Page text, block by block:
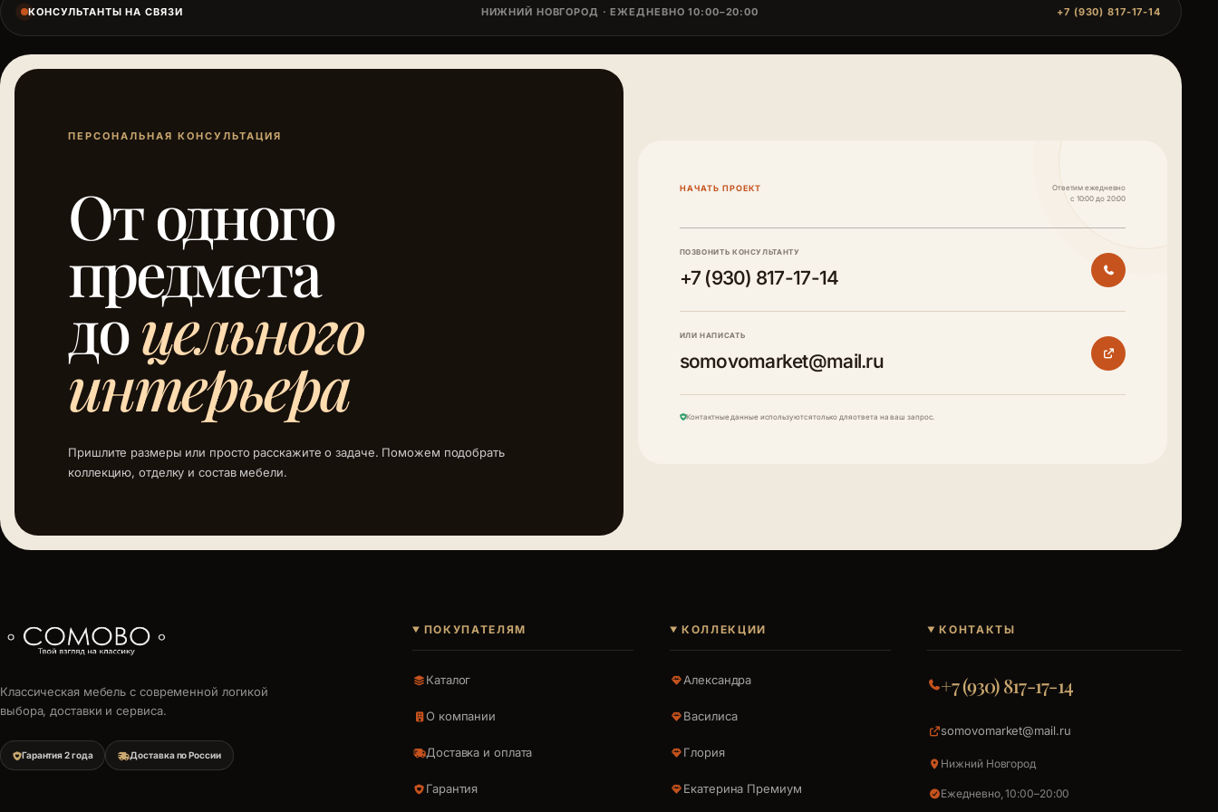
КОНСУЛЬТАНТЫ НА СВЯЗИ НИЖНИЙ НОВГОРОД · ЕЖЕДНЕВНО 10:00–20:00 +7 (930) 817-17-14
ПЕРСОНАЛЬНАЯ КОНСУЛЬТАЦИЯ
От одного
предмета
доцельного
интерьера
Пришлите размеры или просто расскажите о задаче. Поможем подобрать
коллекцию, отделку и состав мебели.
НАЧАТЬ ПРОЕКТ
Ответим ежедневно
с 10:00 до 20:00
ПОЗВОНИТЬ КОНСУЛЬТАНТУ
+7 (930) 817-17-14
ИЛИ НАПИСАТЬ
somovomarket@mail.ru
Контактные данные используются только для ответа на ваш запрос.
Классическая мебель с современной логикой
выбора, доставки и сервиса.
Гарантия 2 года Доставка по России
ПОКУПАТЕЛЯМ
Каталог
О компании
Доставка и оплата
Гарантия
КОЛЛЕКЦИИ
Александра
Василиса
Глория
Екатерина Премиум
КОНТАКТЫ
+7 (930) 817-17-14
somovomarket@mail.ru
Нижний Новгород
Ежедневно, 10:00–20:00